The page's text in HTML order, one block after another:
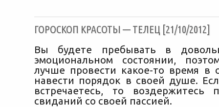
ГОРОСКОП КРАСОТЫ — ТЕЛЕЦ [21/10/2012]
Вы будете пребывать в
эмоциональном состоянии,
лучше провести какое-то время в
навести порядок в своей душе.
встречаетесь, то
свиданий со своей пассией.